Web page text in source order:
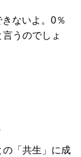
ないよ。0％
うのでしょ
の「共生」に成